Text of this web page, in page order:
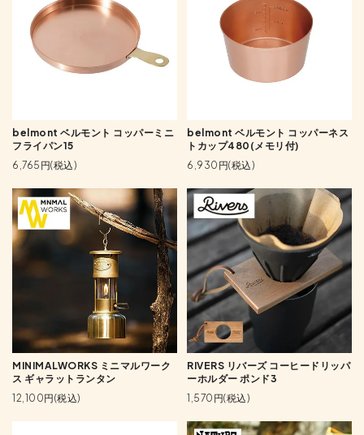
belmont ベルモント コッパーミニ
フライパン15
6,765円(税込)
belmont ベルモント コッパーネス
トカップ480(メモリ付)
6,930円(税込)
MINIMALWORKS ミニマルワーク
ス ギャラットランタン
12,100円(税込)
RIVERS リバーズ コーヒードリッパ
ーホルダー ポンド3
1,570円(税込)